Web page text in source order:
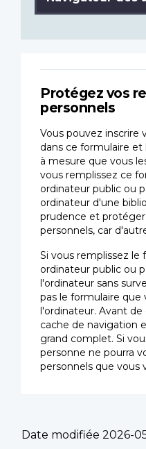
Protégez vos
personnels
Vous pouvez
dans ce formulaire
à mesure que vous
vous remplissez ce
ordinateur public ou
ordinateur d'une
prudence et
personnels, car
Si vous remplissez
ordinateur public ou
l'ordinateur sans
pas le formulaire que
l'ordinateur. Avant
cache de navigation
grand complet. Si
personne ne pourra
personnels que vous
Date modifiée 2026-